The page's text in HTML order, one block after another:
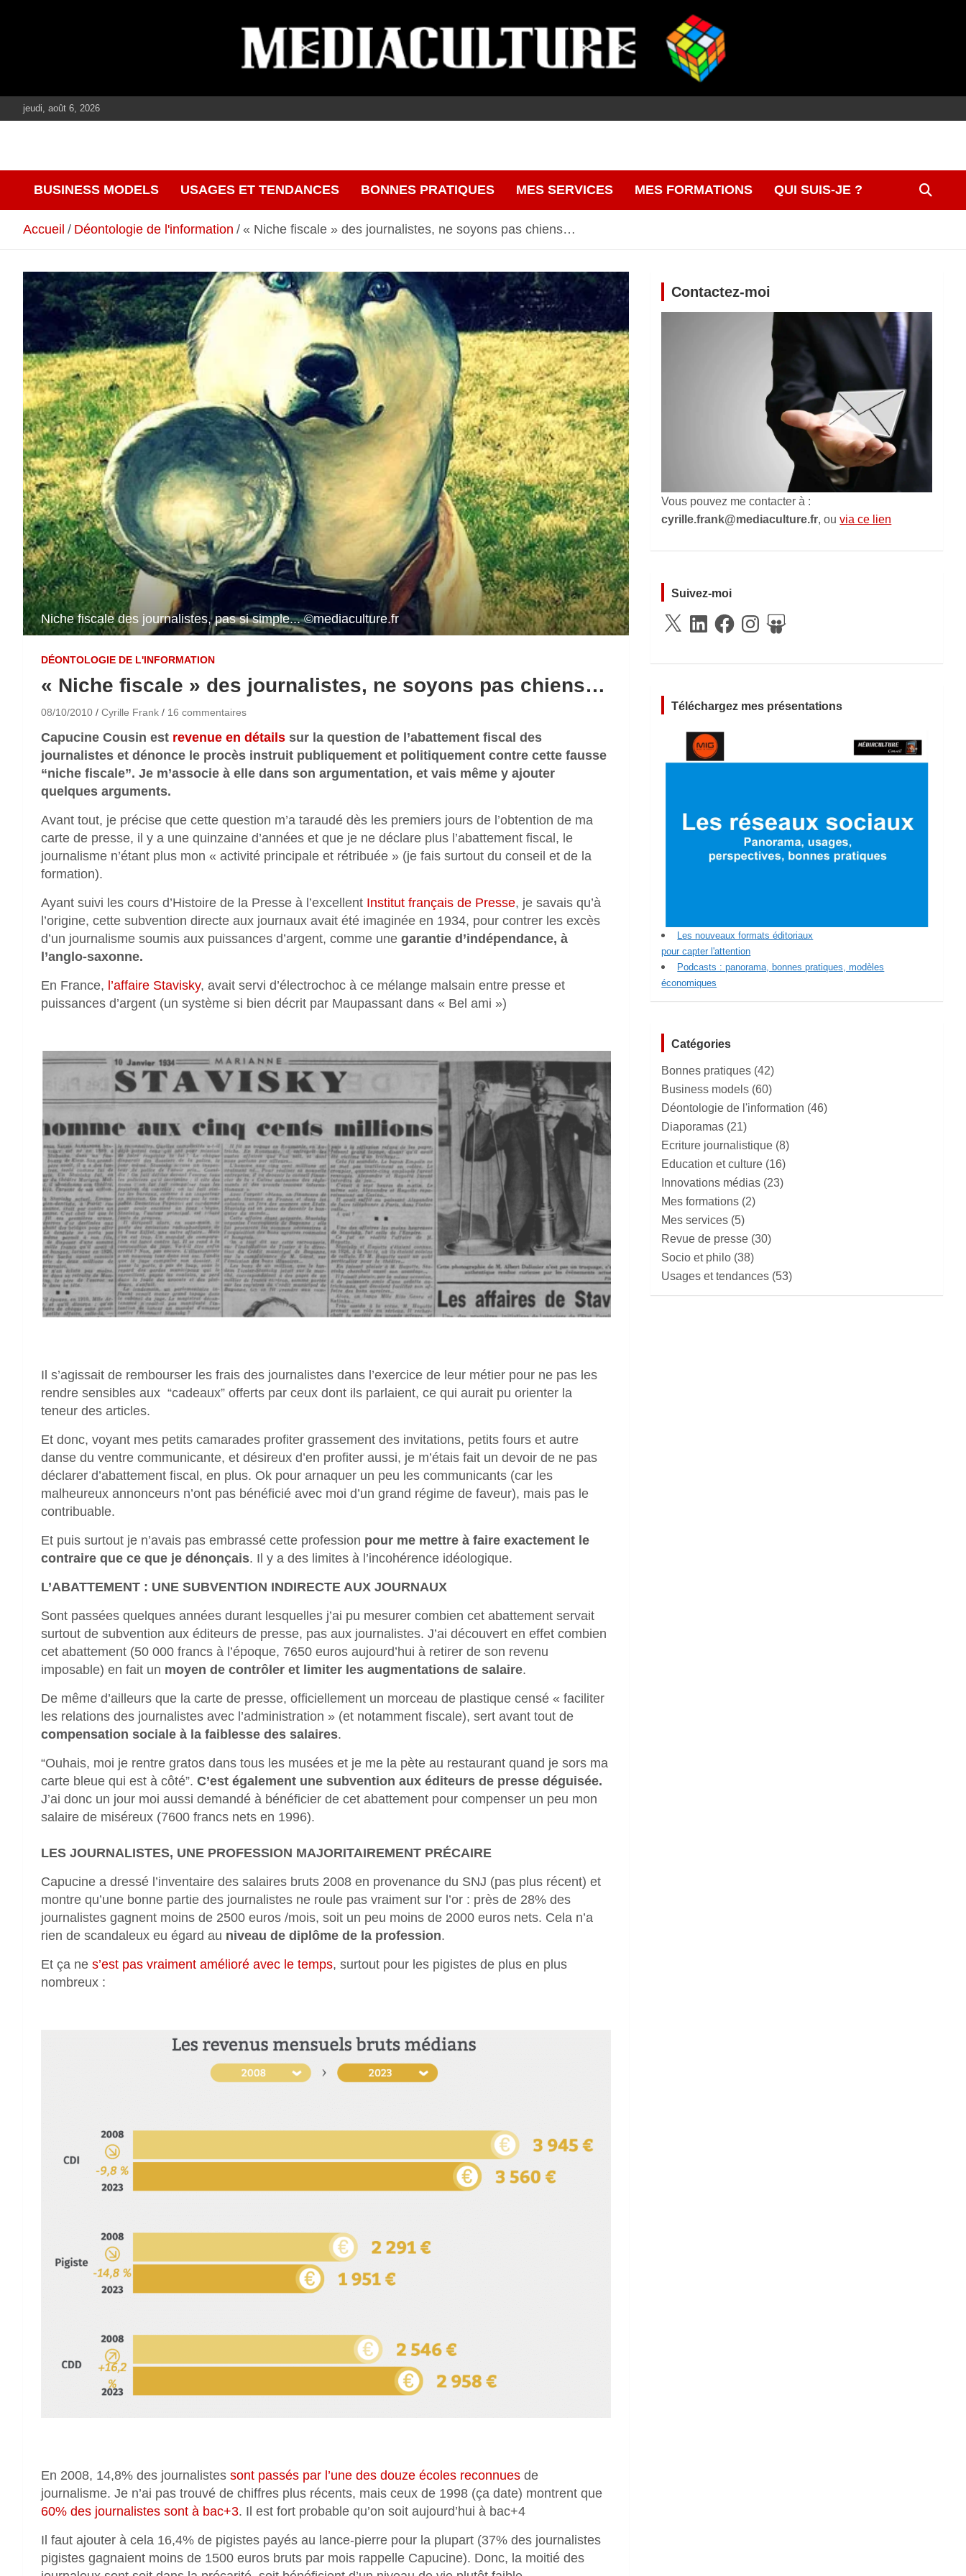
jeudi, août 6, 2026
mediaculture
BUSINESS MODELS USAGES ET TENDANCES BONNES PRATIQUES MES SERVICES MES FORMATIONS QUI SUIS-JE ?
Accueil Déontologie de l'information « Niche fiscale » des journalistes, ne soyons pas chiens…
Niche fiscale des journalistes, pas si simple... ©mediaculture.fr
DÉONTOLOGIE DE L'INFORMATION
« Niche fiscale » des journalistes, ne soyons pas chiens…
08/10/2010 Cyrille Frank 16 commentaires
Capucine Cousin est revenue en détails sur la question de l’abattement fiscal des
journalistes et dénonce le procès instruit publiquement et politiquement contre cette fausse
“niche fiscale”. Je m’associe à elle dans son argumentation, et vais même y ajouter
quelques arguments.
Avant tout, je précise que cette question m’a taraudé dès les premiers jours de l’obtention de ma
carte de presse, il y a une quinzaine d’années et que je ne déclare plus l’abattement fiscal, le
journalisme n’étant plus mon « activité principale et rétribuée » (je fais surtout du conseil et de la
formation).
Ayant suivi les cours d’Histoire de la Presse à l’excellent Institut français de Presse, je savais qu’à
l’origine, cette subvention directe aux journaux avait été imaginée en 1934, pour contrer les excès
d’un journalisme soumis aux puissances d’argent, comme une garantie d’indépendance, à
l’anglo-saxonne.
En France, l’affaire Stavisky, avait servi d’électrochoc à ce mélange malsain entre presse et
puissances d’argent (un système si bien décrit par Maupassant dans « Bel ami »)
Il s’agissait de rembourser les frais des journalistes dans l’exercice de leur métier pour ne pas les
rendre sensibles aux “cadeaux” offerts par ceux dont ils parlaient, ce qui aurait pu orienter la
teneur des articles.
Et donc, voyant mes petits camarades profiter grassement des invitations, petits fours et autre
danse du ventre communicante, et désireux d’en profiter aussi, je m’étais fait un devoir de ne pas
déclarer d’abattement fiscal, en plus. Ok pour arnaquer un peu les communicants (car les
malheureux annonceurs n’ont pas bénéficié avec moi d’un grand régime de faveur), mais pas le
contribuable.
Et puis surtout je n’avais pas embrassé cette profession pour me mettre à faire exactement le
contraire que ce que je dénonçais. Il y a des limites à l’incohérence idéologique.
L’ABATTEMENT : UNE SUBVENTION INDIRECTE AUX JOURNAUX
Sont passées quelques années durant lesquelles j’ai pu mesurer combien cet abattement servait
surtout de subvention aux éditeurs de presse, pas aux journalistes. J’ai découvert en effet combien
cet abattement (50 000 francs à l’époque, 7650 euros aujourd’hui à retirer de son revenu
imposable) en fait un moyen de contrôler et limiter les augmentations de salaire.
De même d’ailleurs que la carte de presse, officiellement un morceau de plastique censé « faciliter
les relations des journalistes avec l’administration » (et notamment fiscale), sert avant tout de
compensation sociale à la faiblesse des salaires.
“Ouhais, moi je rentre gratos dans tous les musées et je me la pète au restaurant quand je sors ma
carte bleue qui est à côté”. C’est également une subvention aux éditeurs de presse déguisée.
J’ai donc un jour moi aussi demandé à bénéficier de cet abattement pour compenser un peu mon
salaire de miséreux (7600 francs nets en 1996).
LES JOURNALISTES, UNE PROFESSION MAJORITAIREMENT PRÉCAIRE
Capucine a dressé l’inventaire des salaires bruts 2008 en provenance du SNJ (pas plus récent) et
montre qu’une bonne partie des journalistes ne roule pas vraiment sur l’or : près de 28% des
journalistes gagnent moins de 2500 euros /mois, soit un peu moins de 2000 euros nets. Cela n’a
rien de scandaleux eu égard au niveau de diplôme de la profession.
Et ça ne s’est pas vraiment amélioré avec le temps, surtout pour les pigistes de plus en plus
nombreux :
En 2008, 14,8% des journalistes sont passés par l’une des douze écoles reconnues de
journalisme. Je n’ai pas trouvé de chiffres plus récents, mais ceux de 1998 (ça date) montrent que
60% des journalistes sont à bac+3. Il est fort probable qu’on soit aujourd’hui à bac+4
Il faut ajouter à cela 16,4% de pigistes payés au lance-pierre pour la plupart (37% des journalistes
pigistes gagnaient moins de 1500 euros bruts par mois rappelle Capucine). Donc, la moitié des
Contactez-moi
Vous pouvez me contacter à :
cyrille.frank@mediaculture.fr, ouvia ce lien
Suivez-moi
X
LinkedInFacebookInstagramSlideShare
Téléchargez mes présentations
Les nouveaux formats éditoriaux
pour capter l'attention
Podcasts : panorama, bonnes pratiques, modèles
économiques
Catégories
Bonnes pratiques (42)
Business models (60)
Déontologie de l'information (46)
Diaporamas (21)
Ecriture journalistique (8)
Education et culture (16)
Innovations médias (23)
Mes formations (2)
Mes services (5)
Revue de presse (30)
Socio et philo (38)
Usages et tendances (53)